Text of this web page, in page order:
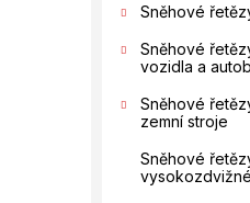
Sněhové
Sněhové
vozidla a
Sněhové
zemní stroje
Sněhové